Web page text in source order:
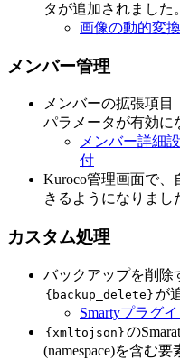
タが追加されました。
画像の動的変
メンバー管理
メンバーの拡張項目
パラメータが有効に
メンバー詳細
付
Kuroco管理画面で
きるようになりまし
カスタム処理
バックアップを削除
{backup_delete} が
Smartyプラグ
{xmltojson} の
(namespace)を含む